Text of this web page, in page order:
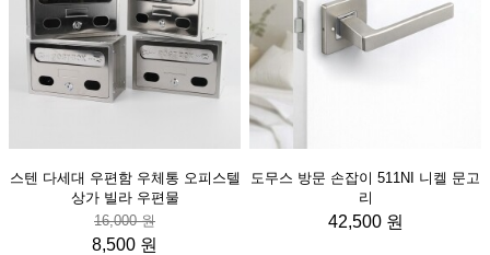
스텐 다세대 우편함 우체통 오피스텔
상가 빌라 우편물
16,000 원
8,500 원
도무스 방문 손잡이 511NI 니켈 문고
리
42,500 원